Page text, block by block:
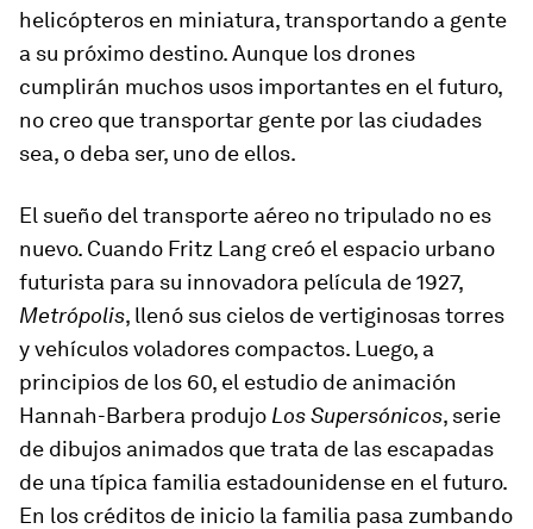
helicópteros en miniatura, transportando a gente
a su próximo destino. Aunque los drones
cumplirán muchos usos importantes en el futuro,
no creo que transportar gente por las ciudades
sea, o deba ser, uno de ellos.
El sueño del transporte aéreo no tripulado no es
nuevo. Cuando Fritz Lang creó el espacio urbano
futurista para su innovadora película de 1927,
Metrópolis, llenó sus cielos de vertiginosas torres
y vehículos voladores compactos. Luego, a
principios de los 60, el estudio de animación
Hannah-Barbera produjo Los Supersónicos, serie
de dibujos animados que trata de las escapadas
de una típica familia estadounidense en el futuro.
En los créditos de inicio la familia pasa zumbando